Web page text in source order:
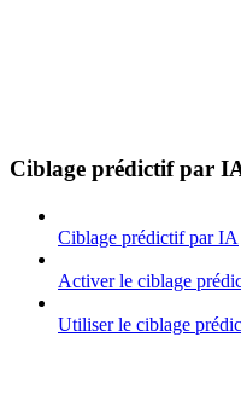
Ciblage prédictif par
Ciblage prédictif par IA
Activer le ciblage
Utiliser le ciblage